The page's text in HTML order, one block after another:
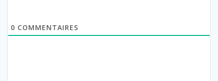
0 COMMENTAIRES